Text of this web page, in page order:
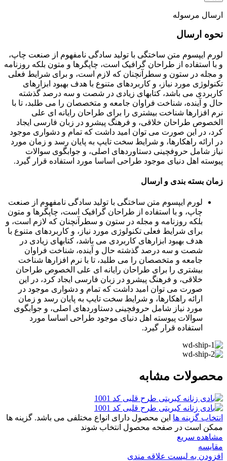
ارسال مرسوله
نحوه ارسال
لورم ایپسوم متن ساختگی با تولید سادگی نامفهوم از صنعت چاپ،
و با استفاده از طراحان گرافیک است، چاپگرها و متون بلکه روزنامه
و مجله در ستون و سطرآنچنان که لازم است، و برای شرایط فعلی
تکنولوژی مورد نیاز، و کاربردهای متنوع با هدف بهبود ابزارهای
کاربردی می باشد، کتابهای زیادی در شصت و سه درصد گذشته
حال و آینده، شناخت فراوان جامعه و متخصصان را می طلبد، تا با
نرم افزارها شناخت بیشتری را برای طراحان رایانه ای علی
الخصوص طراحان خلاقی، و فرهنگ پیشرو در زبان فارسی ایجاد
کرد، در این صورت می توان امید داشت که تمام و دشواری موجود
در ارائه راهکارها، و شرایط سخت تایپ به پایان رسد و زمان مورد
نیاز شامل حروفچینی دستاوردهای اصلی، و جوابگوی سوالات
پیوسته اهل دنیای موجود طراحی اساسا مورد استفاده قرار گیرد.
زمان بسته بندی و ارسال
لورم ایپسوم متن ساختگی با تولید سادگی نامفهوم از صنعت
چاپ، و با استفاده از طراحان گرافیک است، چاپگرها و متون
بلکه روزنامه و مجله در ستون و سطرآنچنان که لازم است، و
برای شرایط فعلی تکنولوژی مورد نیاز، و کاربردهای متنوع با
هدف بهبود ابزارهای کاربردی می باشد، کتابهای زیادی در
شصت و سه درصد گذشته حال و آینده، شناخت فراوان
جامعه و متخصصان را می طلبد، تا با نرم افزارها شناخت
بیشتری را برای طراحان رایانه ای علی الخصوص طراحان
خلاقی، و فرهنگ پیشرو در زبان فارسی ایجاد کرد، در این
صورت می توان امید داشت که تمام و دشواری موجود در
ارائه راهکارها، و شرایط سخت تایپ به پایان رسد و زمان
مورد نیاز شامل حروفچینی دستاوردهای اصلی، و جوابگوی
سوالات پیوسته اهل دنیای موجود طراحی اساسا مورد
استفاده قرار گیرد.
محصولات مشابه
انتخاب گزینه ها این محصول دارای انواع مختلفی می باشد. گزینه ها
ممکن است در صفحه محصول انتخاب شوند
مشاهده سریع
مقایسه
افزودن به لیست علاقه مندی